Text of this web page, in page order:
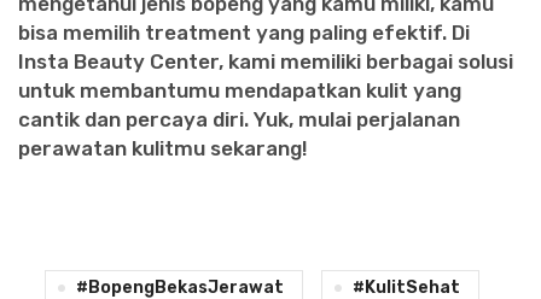
bisa memilih treatment yang paling efektif. Di
Insta Beauty Center, kami memiliki berbagai solusi
untuk membantumu mendapatkan kulit yang
cantik dan percaya diri. Yuk, mulai perjalanan
perawatan kulitmu sekarang!
#BopengBekasJerawat #KulitSehat